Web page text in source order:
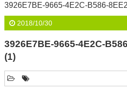
3926E7BE-9665-4E2C-B586-
2018/10/30
3926E7BE-9665-4E2C-
(1)